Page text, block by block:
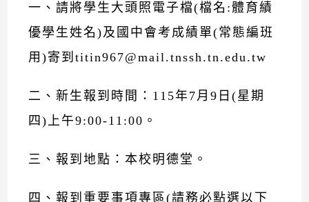
一、請將學生大頭照電子檔(檔名:體育績
優學生姓名)及國中會考成績單(常態編班
用)寄到titin967@mail.tnssh.tn.edu.tw
二、新生報到時間：115年7月9日(星期
四)上午9:00-11:00。
三、報到地點：本校明德堂。
四、報到重要事項專區(請務必點選以下